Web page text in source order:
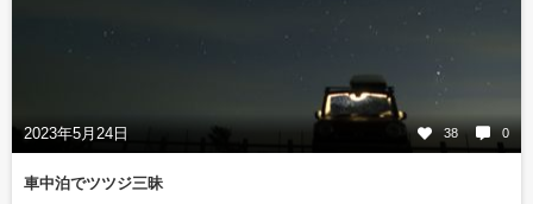
2023年5月24日 38 0
車中泊でツツジ三昧